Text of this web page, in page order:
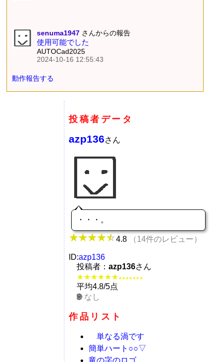
senuma1947 さんからの報告
使用可能でした
AUTOCad2025
2024-10-16 12:55:43
動作報告する
投稿者データ
azp136さん
・・・。
4.8 （14件のレビュー）
ID:azp136
投稿者： azp136さん
★★★★★★ ★★★★★★★
平均4.8/5点
なし
作品リスト
単なる渦です
簡単ハート○○▽
竜の字のロゴ